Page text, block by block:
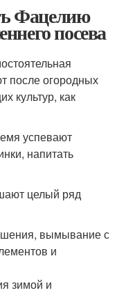
Фацелию
посева
после огородных
культур, как
успевают
напитать
целый ряд
вымывание с
и
зимой и